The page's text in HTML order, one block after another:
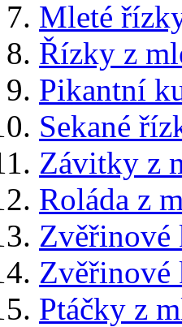
Mleté
Řízky z
Pikantní
Sekané
Závitky z
Roláda z
Zvěřinové
Zvěřinové
Ptáčky z